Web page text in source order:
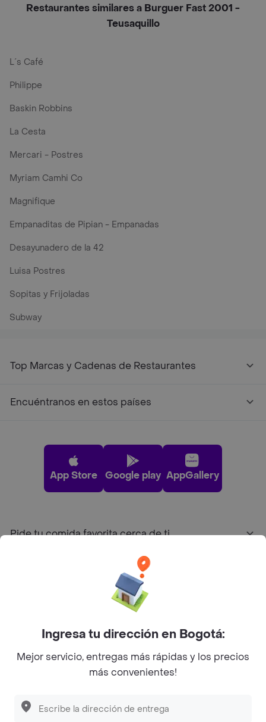
Restaurantes similares a Burguer Fast 2001 -
Teusaquillo
L´s Café
Philippe
Baskin Robbins
La Cesta
Mercari - Postres
Myriam Camhi Co
Magnifique
Empanaditas de Pipian - Empanadas
Desayunadero de la 42
Luisa Postres
Sopitas y Frijoladas
Subway
Top Marcas y Cadenas de Restaurantes
Encuéntranos en estos países
App Store Google play AppGallery
Pide tu comida favorita cerca de ti
Sobre Rappi
Facebook
Twitter
Instagram
©2026Rappi Inc. All rights reserved.
Ingresa tu dirección en Bogotá:
Mejor servicio, entregas más rápidas y los precios
más convenientes!